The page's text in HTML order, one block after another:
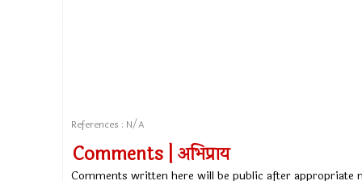
References : N/A
Comments | अभिप्राय
Comments written here will be public after appropriate